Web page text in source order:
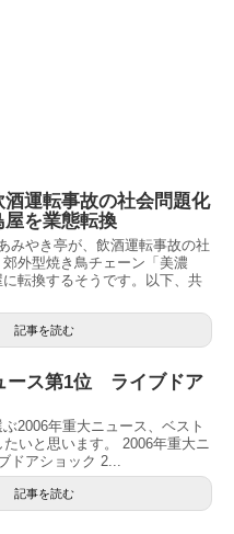
運転事故の社会問題化
を業態転換
みやき亭が、飲酒運転事故の社
外型焼き鳥チェーン「美濃
転換するそうです。以下、共
記事を読む
ース第1位 ライブドア
2006年重大ニュース、ベスト
いと思います。 2006年重大ニ
ドアショック 2...
記事を読む